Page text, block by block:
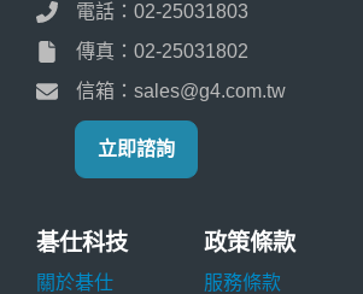
電話：02-25031803
傳真：02-25031802
信箱：sales@g4.com.tw
立即諮詢
碁仕科技
關於碁仕
政策條款
服務條款